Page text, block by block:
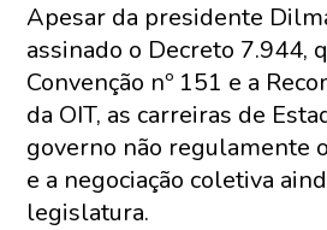
Apesar da presidente
assinado o Decreto 7.944,
Convenção nº 151 e a
da OIT, as carreiras de
governo não regulamente
e a negociação coletiva
legislatura.